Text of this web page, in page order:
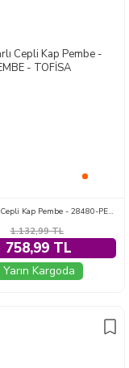
Fermuarlı Cepli Kap Pembe - 28480-PEMBE
1.132,99TL
758,99 TL
Yarın Kargoda